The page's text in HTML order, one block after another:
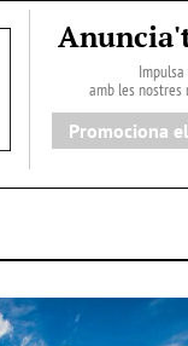
amb les
Promociona